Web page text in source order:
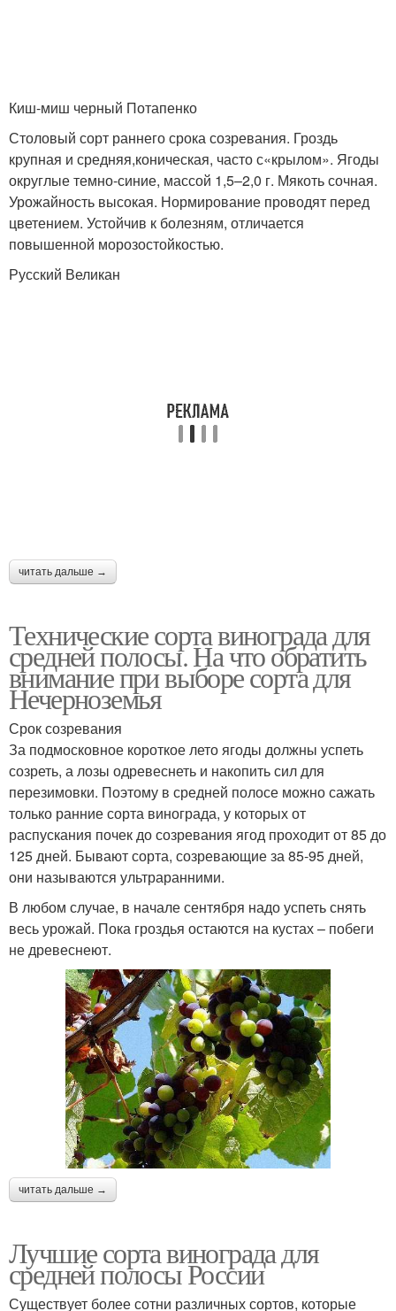
Киш-миш черный Потапенко
Столовый сорт раннего срока созревания. Гроздь
крупная и средняя,коническая, часто с«крылом». Ягоды
округлые темно-синие, массой 1,5–2,0 г. Мякоть сочная.
Урожайность высокая. Нормирование проводят перед
цветением. Устойчив к болезням, отличается
повышенной морозостойкостью.
Русский Великан
читать дальше →
Технические сорта винограда для
средней полосы. На что обратить
внимание при выборе сорта для
Нечерноземья
Срок созревания
За подмосковное короткое лето ягоды должны успеть
созреть, а лозы одревеснеть и накопить сил для
перезимовки. Поэтому в средней полосе можно сажать
только ранние сорта винограда, у которых от
распускания почек до созревания ягод проходит от 85 до
125 дней. Бывают сорта, созревающие за 85-95 дней,
они называются ультраранними.
В любом случае, в начале сентября надо успеть снять
весь урожай. Пока гроздья остаются на кустах – побеги
не древеснеют.
читать дальше →
Лучшие сорта винограда для
средней полосы России
Существует более сотни различных сортов, которые